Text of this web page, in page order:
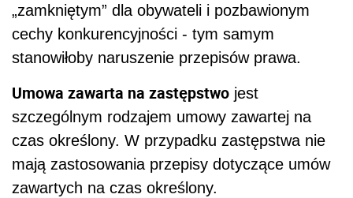
„zamkniętym” dla obywateli i pozbawionym
cechy konkurencyjności - tym samym
stanowiłoby naruszenie przepisów prawa.
Umowa zawarta na zastępstwo jest
szczególnym rodzajem umowy zawartej na
czas określony. W przypadku zastępstwa nie
mają zastosowania przepisy dotyczące umów
zawartych na czas określony.